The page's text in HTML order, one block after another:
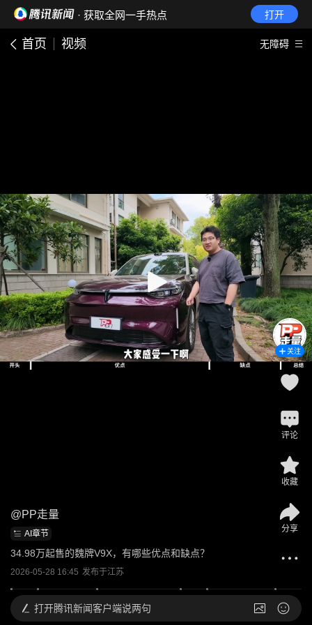
· 获取全网一手热点 打开
首页 视频 无障碍
@PP走量
AI章节
34.98万起售的魏牌V9X，有哪些优点和缺点？
2026-05-28 16:45 发布于江苏
关注
评论
收藏
分享
打开腾讯新闻客户端说两句